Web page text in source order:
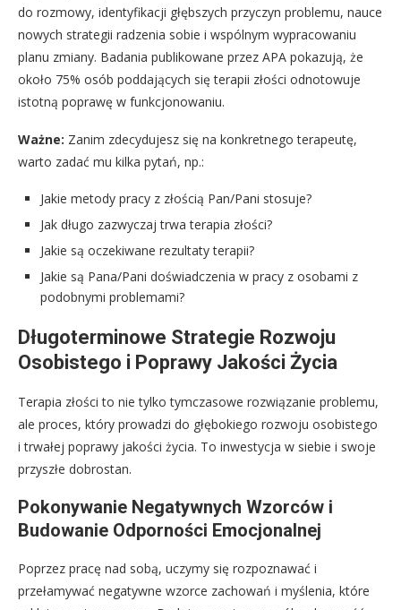
do rozmowy, identyfikacji głębszych przyczyn problemu, nauce
nowych strategii radzenia sobie i wspólnym wypracowaniu
planu zmiany. Badania publikowane przez APA pokazują, że
około 75% osób poddających się terapii złości odnotowuje
istotną poprawę w funkcjonowaniu.
Ważne: Zanim zdecydujesz się na konkretnego terapeutę,
warto zadać mu kilka pytań, np.:
Jakie metody pracy z złością Pan/Pani stosuje?
Jak długo zazwyczaj trwa terapia złości?
Jakie są oczekiwane rezultaty terapii?
Jakie są Pana/Pani doświadczenia w pracy z osobami z
podobnymi problemami?
Długoterminowe Strategie Rozwoju
Osobistego i Poprawy Jakości Życia
Terapia złości to nie tylko tymczasowe rozwiązanie problemu,
ale proces, który prowadzi do głębokiego rozwoju osobistego
i trwałej poprawy jakości życia. To inwestycja w siebie i swoje
przyszłe dobrostan.
Pokonywanie Negatywnych Wzorców i
Budowanie Odporności Emocjonalnej
Poprzez pracę nad sobą, uczymy się rozpoznawać i
przełamywać negatywne wzorce zachowań i myślenia, które